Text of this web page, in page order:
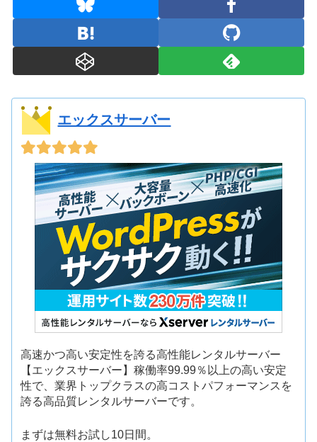
エックスサーバー
高速かつ高い安定性を誇る高性能レンタルサーバー
【エックスサーバー】稼働率99.99％以上の高い安定
性で、業界トップクラスの高コストパフォーマンスを
誇る高品質レンタルサーバーです。
まずは無料お試し10日間。